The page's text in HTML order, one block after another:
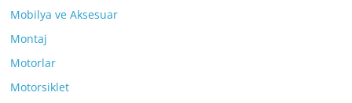
Mobilya ve Aksesuar
Montaj
Motorlar
Motorsiklet